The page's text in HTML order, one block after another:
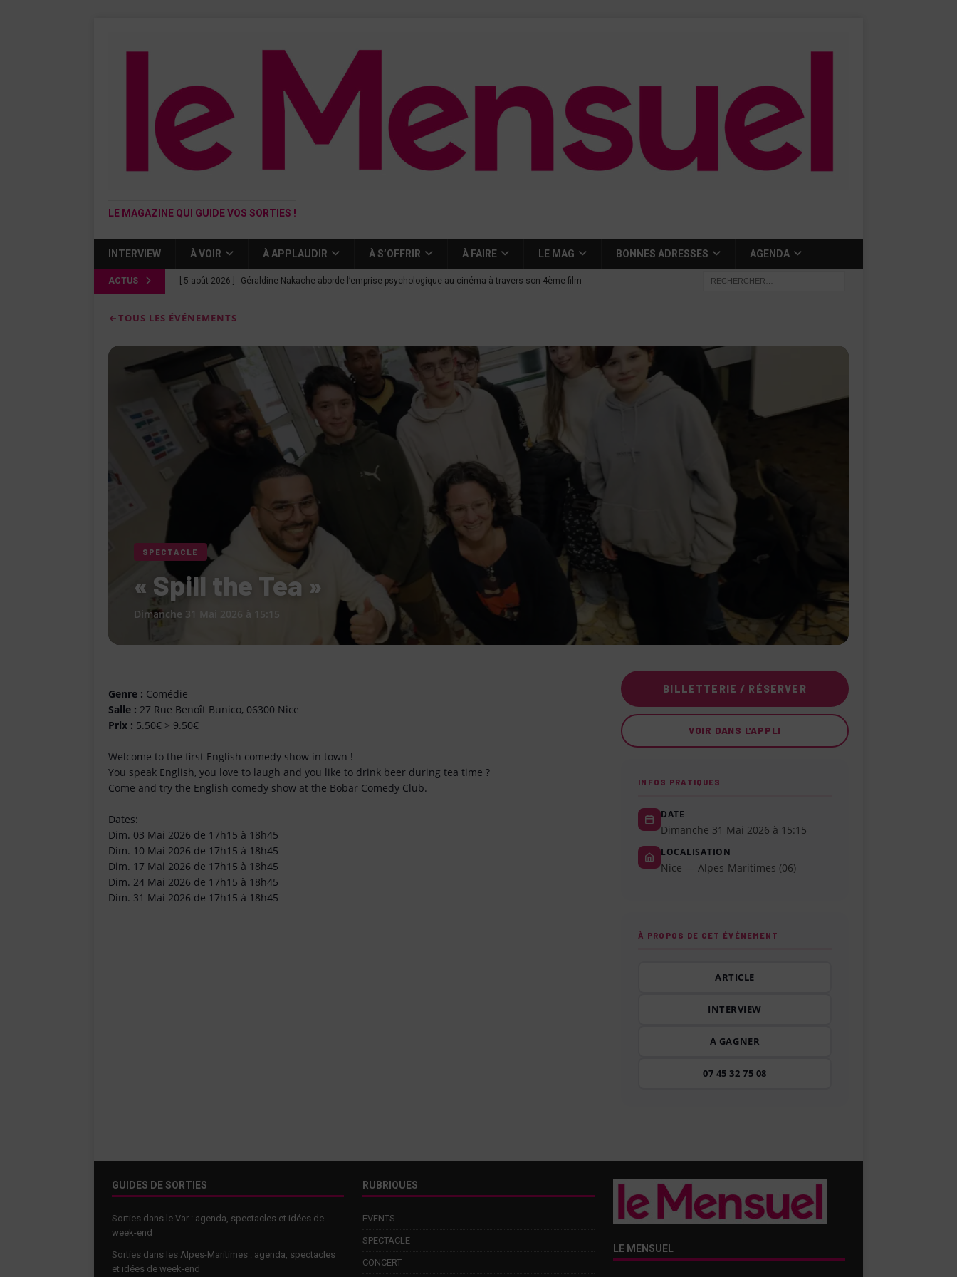
LE MAGAZINE QUI GUIDE VOS SORTIES !
INTERVIEW À VOIR À APPLAUDIR À S’OFFRIR À FAIRE LE MAG BONNES ADRESSES AGENDA
ACTUS [ 5 août 2026 ] Géraldine Nakache aborde l’emprise psychologique au cinéma à travers son 4ème film
[ 3 août 2026 ] Léa Drucker et Mélanie Thierry dévoilent au cinéma ce que devient « La vie d’une
femme » lorsqu’elle ne se consacre qu’aux autres CINÉMA
Le restaurant Miamici de Nice au cœur de l’hôtel Holiday Inn mise sur le charme, la
modernité, la tradition et les saveurs italiennes BONNES TABLES
[ 6 août 2026 ] Le « Défilé Galeries Lafayette » revient sous les arcades de la Place Masséna de Nice
pour dévoiler toutes les tendances de la rentrée
TOUS LES ÉVÉNEMENTS
SPECTACLE
« Spill the Tea »
Dimanche 31 Mai 2026 à 15:15
Genre : Comédie
Salle : 27 Rue Benoît Bunico, 06300 Nice
Prix : 5.50€ > 9.50€
Welcome to the first English comedy show in town !
You speak English, you love to laugh and you like to drink beer during tea time ?
Come and try the English comedy show at the Bobar Comedy Club.
Dates:
Dim. 03 Mai 2026 de 17h15 à 18h45
Dim. 10 Mai 2026 de 17h15 à 18h45
Dim. 17 Mai 2026 de 17h15 à 18h45
Dim. 24 Mai 2026 de 17h15 à 18h45
Dim. 31 Mai 2026 de 17h15 à 18h45
BILLETTERIE / RÉSERVER
VOIR DANS L'APPLI
INFOS PRATIQUES
DATE
Dimanche 31 Mai 2026 à 15:15
LOCALISATION
Nice — Alpes-Maritimes (06)
À PROPOS DE CET ÉVÉNEMENT
ARTICLE
INTERVIEW
A GAGNER
07 45 32 75 08
GUIDES DE SORTIES
Sorties dans le Var : agenda, spectacles et idées de
week-end
Sorties dans les Alpes-Maritimes : agenda, spectacles
et idées de week-end
RUBRIQUES
EVENTS
SPECTACLE
CONCERT
LE MENSUEL